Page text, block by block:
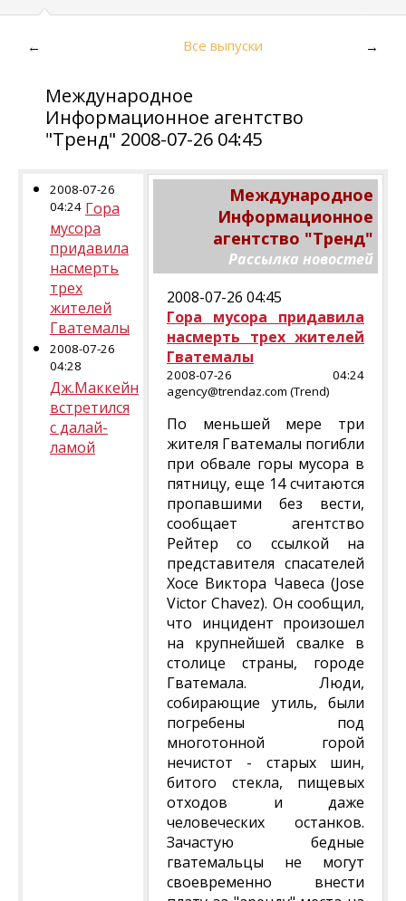
← Все выпуски →
Международное
Информационное агентство
"Тренд" 2008-07-26 04:45
2008-07-26
04:24 Гора
мусора
придавила
насмерть
трех
жителей
Гватемалы
2008-07-26
04:28
Дж.Маккейн
встретился
с далай-
ламой
Международное
Информационное
агентство "Тренд"
Рассылка новостей
2008-07-26 04:45
Гора мусора придавила
насмерть трех жителей
Гватемалы
2008-07-26 04:24
agency@trendaz.com (Trend)
По меньшей мере три
жителя Гватемалы погибли
при обвале горы мусора в
пятницу, еще 14 считаются
пропавшими без вести,
сообщает агентство
Рейтер со ссылкой на
представителя спасателей
Хосе Виктора Чавеса (Jose
Victor Chavez). Он сообщил,
что инцидент произошел
на крупнейшей свалке в
столице страны, городе
Гватемала. Люди,
собирающие утиль, были
погребены под
многотонной горой
нечистот - старых шин,
битого стекла, пищевых
отходов и даже
человеческих останков.
Зачастую бедные
гватемальцы не могут
своевременно внести